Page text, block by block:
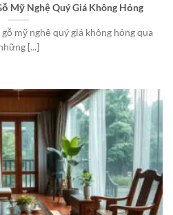
Mỹ Nghệ Quý Giá Không Hỏng
mỹ nghệ quý giá không hỏng qua
[...]